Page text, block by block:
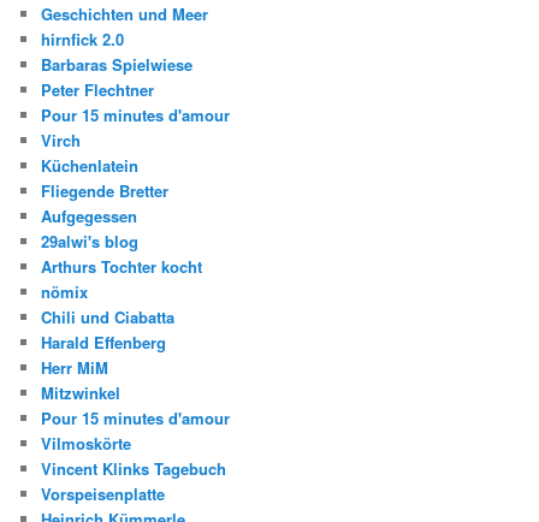
Geschichten und Meer
hirnfick 2.0
Barbaras Spielwiese
Peter Flechtner
Pour 15 minutes d'amour
Virch
Küchenlatein
Fliegende Bretter
Aufgegessen
29alwi's blog
Arthurs Tochter kocht
nömix
Chili und Ciabatta
Harald Effenberg
Herr MiM
Mitzwinkel
Pour 15 minutes d'amour
Vilmoskörte
Vincent Klinks Tagebuch
Vorspeisenplatte